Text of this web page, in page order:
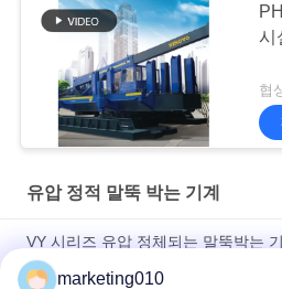
시
협
유압 정적 말뚝 박는 기계
VY 시리즈 유압 정체되는 말뚝박는
기구
marketing010